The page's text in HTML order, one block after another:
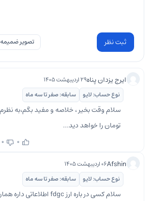
ثبت نظر تصویر ضمیمه
ایرج یزدان پناه۲۹ اردیبهشت ۱۴۰۵
نوع حساب: لایو
سابقه: صفر تا سه ماه
تومان را خواهد دید...
0
0
Afshin۰۶ اردیبهشت ۱۴۰۵
نوع حساب: لایو
سابقه: صفر تا سه ماه
سلام کسی در باره ارز fdgc اطلاعاتی داره همان bobocoin قورباغا